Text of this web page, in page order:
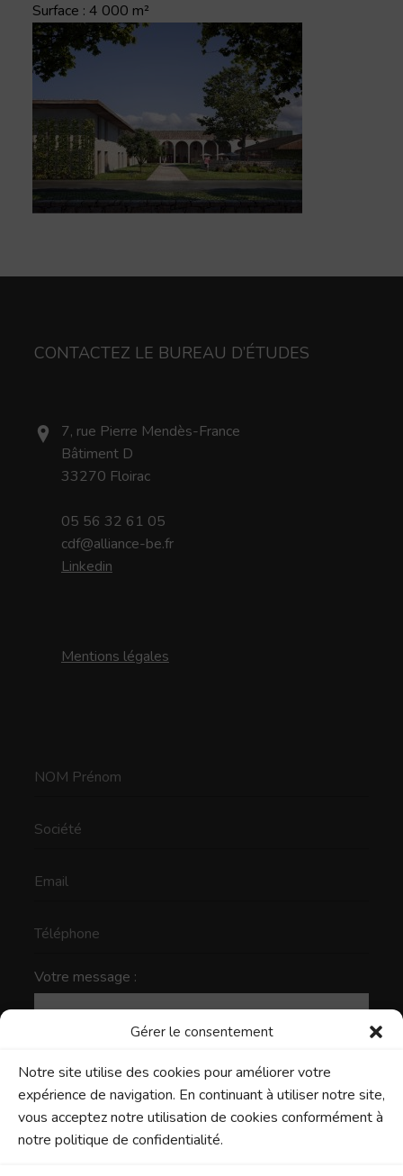
Gérer le consentement
Notre site utilise des cookies pour améliorer votre
expérience de navigation. En continuant à utiliser notre site,
vous acceptez notre utilisation de cookies conformément à
notre politique de confidentialité.
Surface : 4 000 m²
CONTACTEZ LE BUREAU D’ÉTUDES
7, rue Pierre Mendès-France
Bâtiment D
33270 Floirac
05 56 32 61 05
cdf@alliance-be.fr
Linkedin
Mentions légales
Votre message :